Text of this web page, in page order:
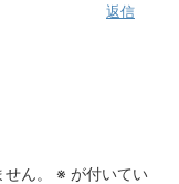
返信
ん。 ※ が付いてい